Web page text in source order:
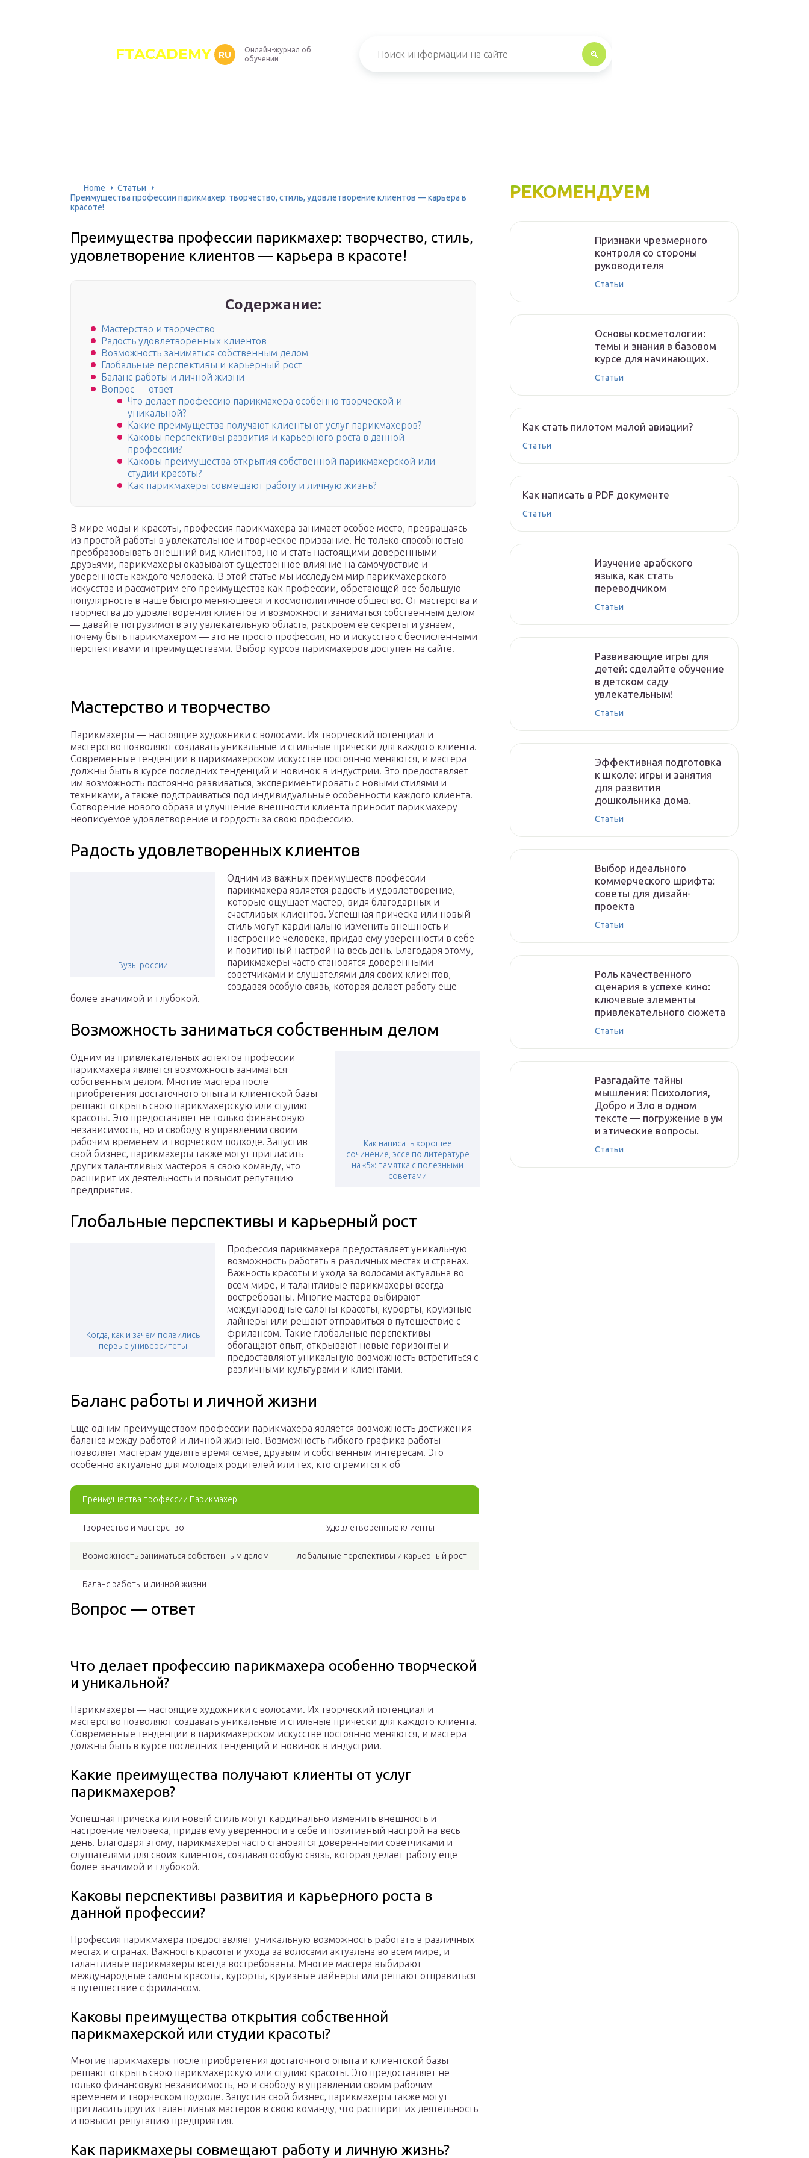
FTACADEMY RU
Онлайн-журнал об
обучении
Home
Статьи
Преимущества профессии парикмахер: творчество, стиль, удовлетворение клиентов — карьера в
красоте!
Преимущества профессии парикмахер: творчество, стиль,
удовлетворение клиентов — карьера в красоте!
Содержание:
Мастерство и творчество
Радость удовлетворенных клиентов
Возможность заниматься собственным делом
Глобальные перспективы и карьерный рост
Баланс работы и личной жизни
Вопрос — ответ
Что делает профессию парикмахера особенно творческой и
уникальной?
Какие преимущества получают клиенты от услуг парикмахеров?
Каковы перспективы развития и карьерного роста в данной
профессии?
Каковы преимущества открытия собственной парикмахерской или
студии красоты?
Как парикмахеры совмещают работу и личную жизнь?
В мире моды и красоты, профессия парикмахера занимает особое место, превращаясь
из простой работы в увлекательное и творческое призвание. Не только способностью
преобразовывать внешний вид клиентов, но и стать настоящими доверенными
друзьями, парикмахеры оказывают существенное влияние на самочувствие и
уверенность каждого человека. В этой статье мы исследуем мир парикмахерского
искусства и рассмотрим его преимущества как профессии, обретающей все большую
популярность в наше быстро меняющееся и космополитичное общество. От мастерства и
творчества до удовлетворения клиентов и возможности заниматься собственным делом
— давайте погрузимся в эту увлекательную область, раскроем ее секреты и узнаем,
почему быть парикмахером — это не просто профессия, но и искусство с бесчисленными
перспективами и преимуществами. Выбор курсов парикмахеров доступен на сайте.
Мастерство и творчество
Парикмахеры — настоящие художники с волосами. Их творческий потенциал и
мастерство позволяют создавать уникальные и стильные прически для каждого клиента.
Современные тенденции в парикмахерском искусстве постоянно меняются, и мастера
должны быть в курсе последних тенденций и новинок в индустрии. Это предоставляет
им возможность постоянно развиваться, экспериментировать с новыми стилями и
техниками, а также подстраиваться под индивидуальные особенности каждого клиента.
Сотворение нового образа и улучшение внешности клиента приносит парикмахеру
неописуемое удовлетворение и гордость за свою профессию.
Радость удовлетворенных клиентов
Вузы россии
Одним из важных преимуществ профессии
парикмахера является радость и удовлетворение,
которые ощущает мастер, видя благодарных и
счастливых клиентов. Успешная прическа или новый
стиль могут кардинально изменить внешность и
настроение человека, придав ему уверенности в себе
и позитивный настрой на весь день. Благодаря этому,
парикмахеры часто становятся доверенными
советчиками и слушателями для своих клиентов,
создавая особую связь, которая делает работу еще
более значимой и глубокой.
Возможность заниматься собственным делом
Как написать хорошее
сочинение, эссе по литературе
на «5»: памятка с полезными
советами
Одним из привлекательных аспектов профессии
парикмахера является возможность заниматься
собственным делом. Многие мастера после
приобретения достаточного опыта и клиентской базы
решают открыть свою парикмахерскую или студию
красоты. Это предоставляет не только финансовую
независимость, но и свободу в управлении своим
рабочим временем и творческом подходе. Запустив
свой бизнес, парикмахеры также могут пригласить
других талантливых мастеров в свою команду, что
расширит их деятельность и повысит репутацию
предприятия.
Глобальные перспективы и карьерный рост
Когда, как и зачем появились
первые университеты
Профессия парикмахера предоставляет уникальную
возможность работать в различных местах и странах.
Важность красоты и ухода за волосами актуальна во
всем мире, и талантливые парикмахеры всегда
востребованы. Многие мастера выбирают
международные салоны красоты, курорты, круизные
лайнеры или решают отправиться в путешествие с
фрилансом. Такие глобальные перспективы
обогащают опыт, открывают новые горизонты и
предоставляют уникальную возможность встретиться с
различными культурами и клиентами.
Баланс работы и личной жизни
Еще одним преимуществом профессии парикмахера является возможность достижения
баланса между работой и личной жизнью. Возможность гибкого графика работы
позволяет мастерам уделять время семье, друзьям и собственным интересам. Это
особенно актуально для молодых родителей или тех, кто стремится к об
Преимущества профессии Парикмахер
Творчество и мастерство Удовлетворенные клиенты
Возможность заниматься собственным делом Глобальные перспективы и карьерный рост
Баланс работы и личной жизни
Вопрос — ответ
Что делает профессию парикмахера особенно творческой
и уникальной?
Парикмахеры — настоящие художники с волосами. Их творческий потенциал и
мастерство позволяют создавать уникальные и стильные прически для каждого клиента.
Современные тенденции в парикмахерском искусстве постоянно меняются, и мастера
должны быть в курсе последних тенденций и новинок в индустрии.
Какие преимущества получают клиенты от услуг
парикмахеров?
Успешная прическа или новый стиль могут кардинально изменить внешность и
настроение человека, придав ему уверенности в себе и позитивный настрой на весь
день. Благодаря этому, парикмахеры часто становятся доверенными советчиками и
слушателями для своих клиентов, создавая особую связь, которая делает работу еще
более значимой и глубокой.
Каковы перспективы развития и карьерного роста в
данной профессии?
Профессия парикмахера предоставляет уникальную возможность работать в различных
местах и странах. Важность красоты и ухода за волосами актуальна во всем мире, и
талантливые парикмахеры всегда востребованы. Многие мастера выбирают
международные салоны красоты, курорты, круизные лайнеры или решают отправиться
в путешествие с фрилансом.
Каковы преимущества открытия собственной
парикмахерской или студии красоты?
Многие парикмахеры после приобретения достаточного опыта и клиентской базы
решают открыть свою парикмахерскую или студию красоты. Это предоставляет не
только финансовую независимость, но и свободу в управлении своим рабочим
временем и творческом подходе. Запустив свой бизнес, парикмахеры также могут
пригласить других талантливых мастеров в свою команду, что расширит их деятельность
и повысит репутацию предприятия.
Как парикмахеры совмещают работу и личную жизнь?
РЕКОМЕНДУЕМ
Признаки чрезмерного
контроля со стороны
руководителя
Статьи
Основы косметологии:
темы и знания в базовом
курсе для начинающих.
Статьи
Как стать пилотом малой авиации?
Статьи
Как написать в PDF документе
Статьи
Изучение арабского
языка, как стать
переводчиком
Статьи
Развивающие игры для
детей: сделайте обучение
в детском саду
увлекательным!
Статьи
Эффективная подготовка
к школе: игры и занятия
для развития
дошкольника дома.
Статьи
Выбор идеального
коммерческого шрифта:
советы для дизайн-
проекта
Статьи
Роль качественного
сценария в успехе кино:
ключевые элементы
привлекательного сюжета
Статьи
Разгадайте тайны
мышления: Психология,
Добро и Зло в одном
тексте — погружение в ум
и этические вопросы.
Статьи